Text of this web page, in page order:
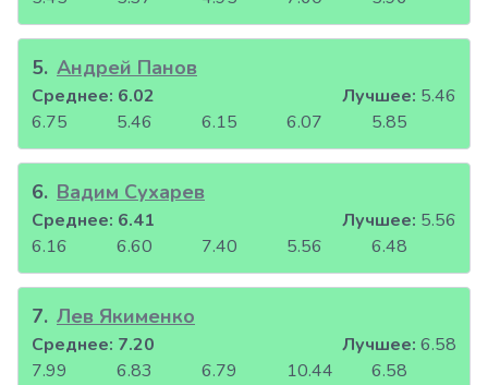
5. Андрей Панов
6.75 5.46 6.15 6.07 5.85
Среднее: 6.02 Лучшее: 5.46
6. Вадим Сухарев
6.16 6.60 7.40 5.56 6.48
Среднее: 6.41 Лучшее: 5.56
7. Лев Якименко
7.99 6.83 6.79 10.44 6.58
Среднее: 7.20 Лучшее: 6.58